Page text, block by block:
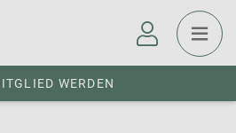
WERDEN